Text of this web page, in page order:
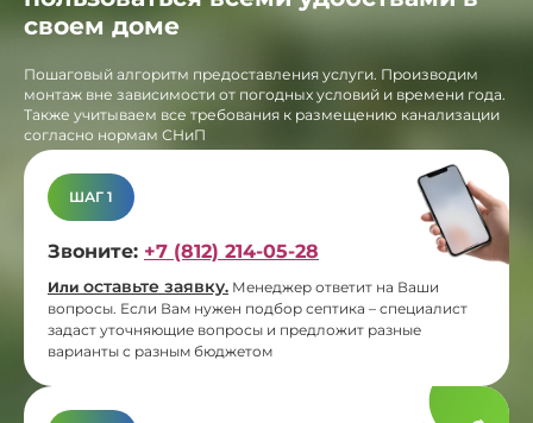
своем доме
Пошаговый алгоритм предоставления услуги. Производим
монтаж вне зависимости от погодных условий и времени года.
Также учитываем все требования к размещению канализации
согласно нормам СНиП
ШАГ 1
Звоните: +7 (812) 214-05-28
Или оставьте заявку. Менеджер ответит на Ваши
вопросы. Если Вам нужен подбор септика – специалист
задаст уточняющие вопросы и предложит разные
варианты с разным бюджетом